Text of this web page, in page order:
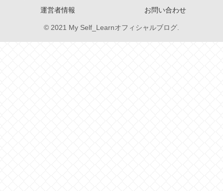
運営者情報
お問い合わせ
© 2021 My Self_Learnオフィシャルブログ.